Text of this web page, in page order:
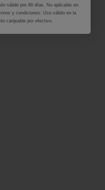
válido por 60 días. No aplicable en
y condiciones. Uso válido en la
canjeable por efectivo.